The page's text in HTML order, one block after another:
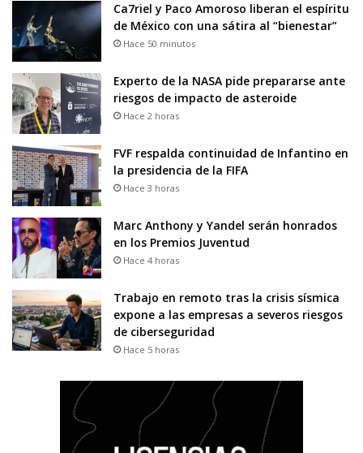
Ca7riel y Paco Amoroso liberan el espíritu
de México con una sátira al “bienestar”
Hace 50 minutos
Experto de la NASA pide prepararse ante
riesgos de impacto de asteroide
Hace 2 horas
FVF respalda continuidad de Infantino en
la presidencia de la FIFA
Hace 3 horas
Marc Anthony y Yandel serán honrados
en los Premios Juventud
Hace 4 horas
Trabajo en remoto tras la crisis sísmica
expone a las empresas a severos riesgos
de ciberseguridad
Hace 5 horas